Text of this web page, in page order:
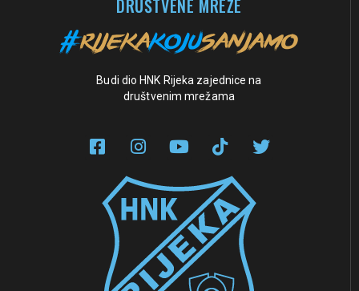
DRUŠTVENE MREŽE
Budi dio HNK Rijeka zajednice na
društvenim mrežama